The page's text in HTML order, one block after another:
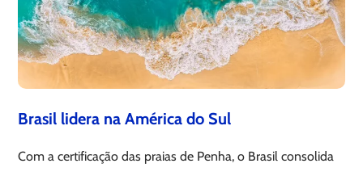
Brasil lidera na América do Sul
Com a certificação das praias de Penha, o Brasil consolida